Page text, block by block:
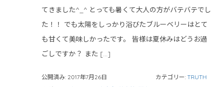
てきました^_^ とっても暑くて大人の方がバテバテでし
た！！ でも太陽をしっかり浴びたブルーベリーはとて
も甘くて美味しかったです。 皆様は夏休みはどうお過
ごしですか？ また […]
公開済み: 2017年7月26日 カテゴリー: TRUTH